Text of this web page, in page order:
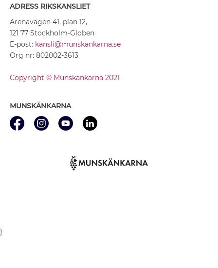
ADRESS RIKSKANSLIET
Arenavägen 41, plan 12,
121 77 Stockholm-Globen
E-post: kansli@munskankarna.se
Org nr: 802002-3613
Copyright © Munskänkarna 2021
MUNSKÄNKARNA
}